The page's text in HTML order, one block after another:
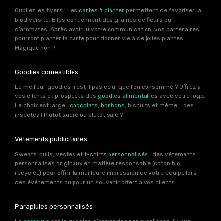
Oubliez les flyers ! Les cartes à planter permettent de favoriser la
biodiversité. Elles contiennent des graines de fleurs ou
d’aromates. Après avoir lu votre communication, vos partenaires
pourront planter la carte pour donner vie à de jolies plantes.
Magique non ?
Goodies comestibles
Le meilleur goodies n’est il pas celui que l’on consomme ? Offrez à
vos clients et prospects des goodies alimentaires avec votre logo.
Le choix est large : chocolats, bonbons, biscuits et même .. des
insectes ! Plutôt sucré ou plutôt salé ?
Vêtements publicitaires
Sweats, pulls, vestes et t-shirts personnalisés : des vêtements
personnalisés originaux en matière responsable (coton bio,
recyclé…) pour offrir la meilleure impression de votre équipe lors
des événements ou pour un souvenir offert à vos clients.
Parapluies personnalisés